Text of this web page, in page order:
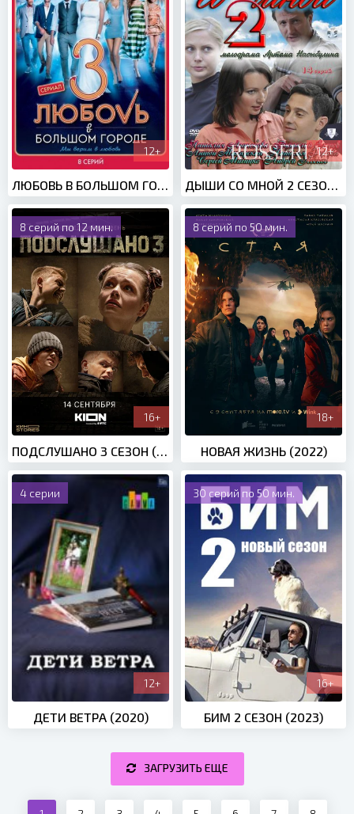
12+
ЛЮБОВЬ В БОЛЬШОМ ГОРОДЕ 3 (СЕРИАЛ) (2014)
12+
ДЫШИ СО МНОЙ 2 СЕЗОН (2012)
8 серий по 12 мин.
16+
ПОДСЛУШАНО 3 СЕЗОН (2022)
8 серий по 50 мин.
18+
НОВАЯ ЖИЗНЬ (2022)
4 серии
12+
ДЕТИ ВЕТРА (2020)
30 серий по 50 мин.
16+
БИМ 2 СЕЗОН (2023)
ЗАГРУЗИТЬ ЕЩЕ